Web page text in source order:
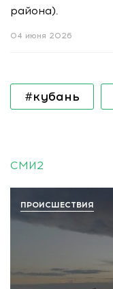
района).
04 июня 2026
#кубань
СМИ2
ПРОИСШЕСТВИЯ